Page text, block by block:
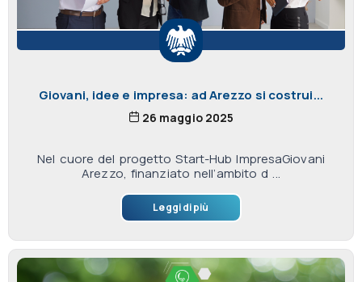
Giovani, idee e impresa: ad Arezzo si costrui...
26 maggio 2025
Nel cuore del progetto Start-Hub ImpresaGiovani
Arezzo, finanziato nell’ambito d ...
Leggi di più